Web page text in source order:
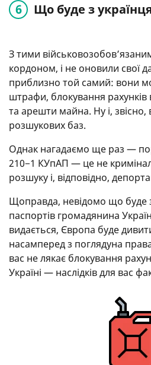
Що буде з
З тими
кордоном, і не оновили свої
приблизно той самий: вони
штрафи, блокування рахунків
та арешти майна. Ну і, звісно,
розшукових баз.
Однак нагадаємо ще раз —
210−1 КУпАП — це не
розшуку і, відповідно,
Щоправда, невідомо що буде
паспортів громадянина
видається, Європа буде
насамперед з поглядуна
вас не лякає блокування
Україні — наслідків для вас